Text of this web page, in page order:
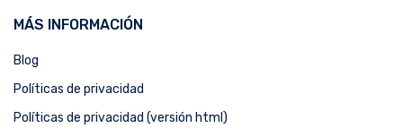
MÁS INFORMACIÓN
Blog
Políticas de privacidad
Políticas de privacidad (versión html)